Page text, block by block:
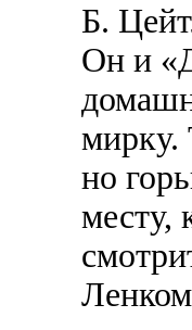
Б.
Он и
мирку.
но
месту,